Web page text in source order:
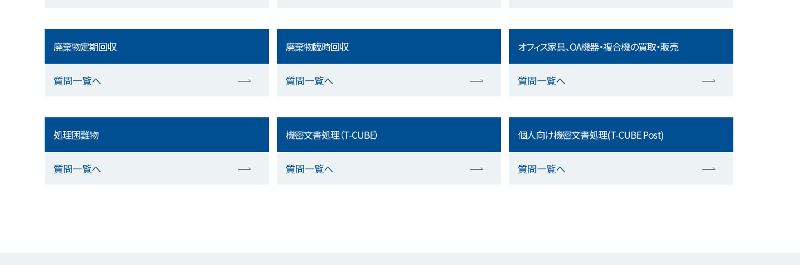
廃棄物定期回収
質問一覧へ
廃棄物臨時回収
質問一覧へ
オフィス家具、OA機器・複合機の買取・販売
質問一覧へ
処理困難物
質問一覧へ
機密文書処理（T-CUBE）
質問一覧へ
個人向け機密文書処理(T-CUBE Post)
質問一覧へ